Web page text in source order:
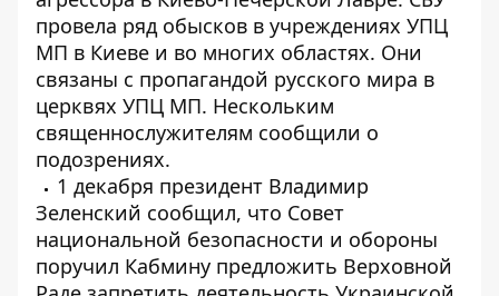
провела ряд обысков в учреждениях УПЦ
МП в Киеве и во многих областях. Они
связаны с пропагандой русского мира в
церквях УПЦ МП. Нескольким
священнослужителям сообщили о
подозрениях.
1 декабря президент Владимир
Зеленский сообщил, что Совет
национальной безопасности и обороны
поручил Кабмину предложить Верховной